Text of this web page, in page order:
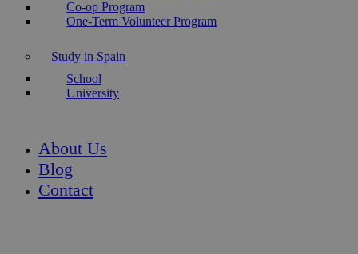
Co-op Program
One-Term Volunteer Program
Study in Spain
School
University
About Us
Blog
Contact